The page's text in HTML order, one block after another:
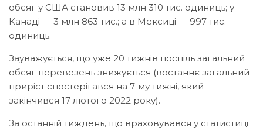
обсяг у США становив 13 млн 310 тис. одиниць; у
Канаді — 3 млн 863 тис.; а в Мексиці — 997 тис.
одиниць.
Зауважується, що уже 20 тижнів поспіль загальний
обсяг перевезень знижується (востаннє загальний
приріст спостерігався на 7-му тижні, який
закінчився 17 лютого 2022 року).
За останній тиждень, що враховувався у статистиці